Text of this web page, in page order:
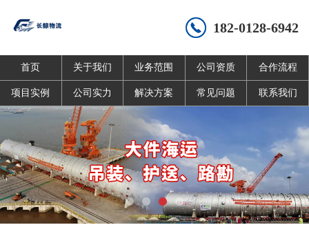
182-0128-6942
首页 关于我们 业务范围 公司资质 合作流程
项目实例 公司实力 解决方案 常见问题 联系我们